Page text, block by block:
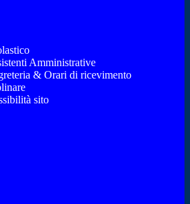
Amministrative
& Orari di ricevimento
sito